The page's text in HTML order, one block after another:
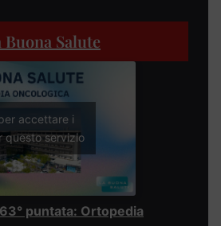
Buona Salute
accettare i
questo servizio
puntata: Ortopedia